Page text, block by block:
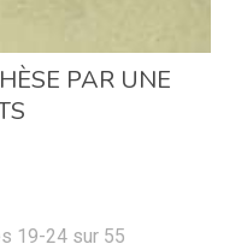
PAR UNE
19-24 sur 55